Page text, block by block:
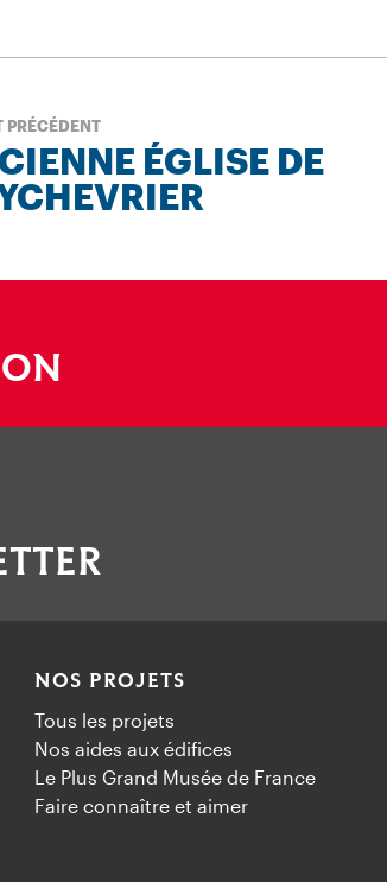
PRÉCÉDENT
ÉGLISE DE
NOS PROJETS
Tous les projets
Nos aides aux édifices
Le Plus Grand Musée de France
Faire connaître et aimer